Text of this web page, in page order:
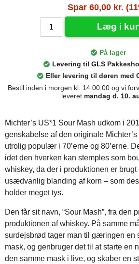
Spar 60,00 kr.
Læg i
På lager
Levering til GLS
Eller levering til døren med
Bestil inden i morgen kl. 14:00:00 og vi
leveret mandag d. 10.
Michter’s US*1 Sour Mash udkom i
genskabelse af den originale
utrolig populær i 70’erne og 80’erne.
idet den hverken kan stemples som
whiskey, da der i produktionen er brugt
usædvanlig blanding af korn – som
holder meget tys.
Den får sit navn, “Sour Mash”, fra den
produktionen af whiskey. På samme
surdejsbrød tager man til gæringen en
mask, og genbruger det til at starte en
den samme mask i live, og skaber en